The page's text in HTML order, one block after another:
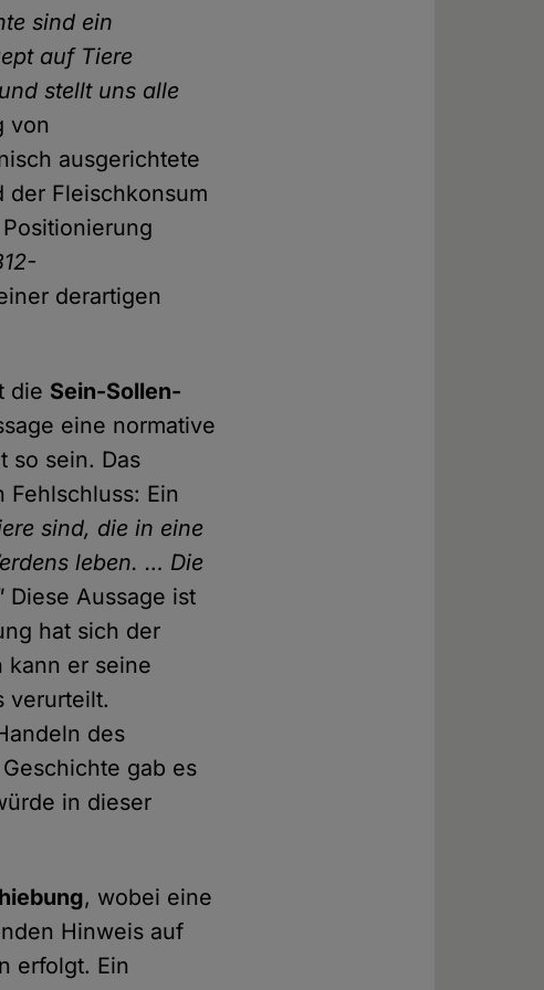
sind ein
auf Tiere
stellt uns alle
von
ausgerichtete
der Fleischkonsum
derartigen
die Sein-Sollen-
eine normative
so sein. Das
Ein
sind, die in eine
leben. … Die
Diese Aussage ist
hat sich der
kann er seine
verurteilt.
des
gab es
in dieser
, wobei eine
Hinweis auf
erfolgt. Ein